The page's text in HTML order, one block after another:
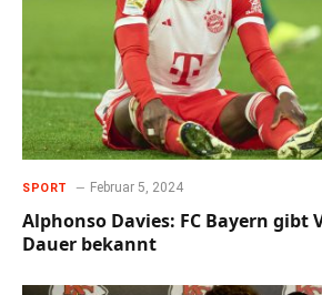
SPORT Februar 5, 2024
Alphonso Davies: FC Bayern gibt
Dauer bekannt